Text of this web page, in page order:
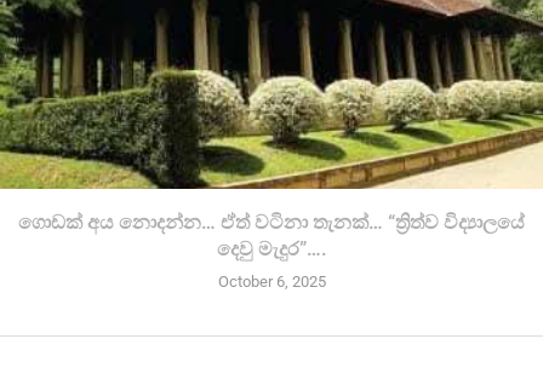
ගොඩක් අය නොදන්න… ඒත් වටිනා තැනක්… “ත්‍රිත්ව විද්‍යාලයේ
දෙවු මැදුර”….
October 6, 2025